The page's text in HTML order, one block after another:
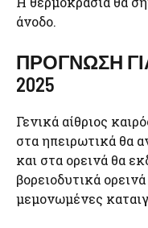
άνοδο.
ΠΡΟΓΝΩΣΗ
2025
Γενικά αίθριος
στα ηπειρωτικά θα
και στα ορεινά θα
βορειοδυτικά
μεμονωμένες